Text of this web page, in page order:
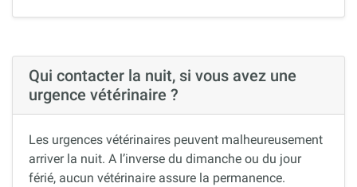
Qui contacter la nuit, si vous avez une
urgence vétérinaire ?
Les urgences vétérinaires peuvent malheureusement
arriver la nuit. A l’inverse du dimanche ou du jour
férié, aucun vétérinaire assure la permanence.